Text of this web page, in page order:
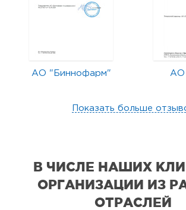
АО "Биннофарм" АО
Показать больше
В ЧИСЛЕ НАШИХ
ОРГАНИЗАЦИИ ИЗ
ОТРАСЛЕЙ